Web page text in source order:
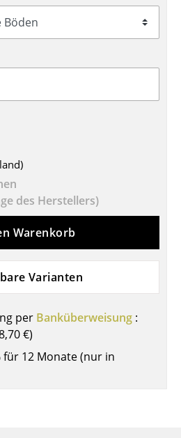
des Herstellers)
Warenkorb
Varianten
per Banküberweisung :
€)
für 12 Monate (nur in